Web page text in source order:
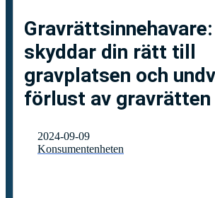
skyddar din rätt till
gravplatsen och
förlust av gravrätten
2024-09-09
Konsumentenheten